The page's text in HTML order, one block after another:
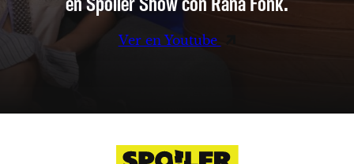
Ver en Youtube